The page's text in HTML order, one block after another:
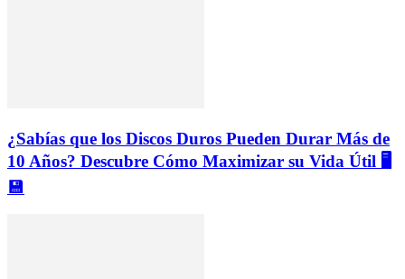
¿Sabías que los Discos Duros Pueden Durar Más de
10 Años? Descubre Cómo Maximizar su Vida Útil 🖥️
💾